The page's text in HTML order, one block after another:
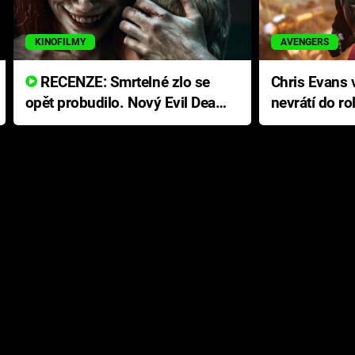
KINOFILMY
RECENZE: Smrtelné zlo se
opět probudilo. Nový Evil Dead
přichází s neodolatelnou
AVENGERS
Chris Evans
nevrátí do
Ameriky